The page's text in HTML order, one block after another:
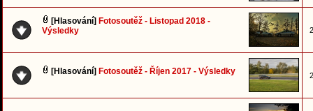
[Hlasování] Fotosoutěž - Listopad 2018 -
Výsledky
[Hlasování] Fotosoutěž - Říjen 2017 - Výsledky